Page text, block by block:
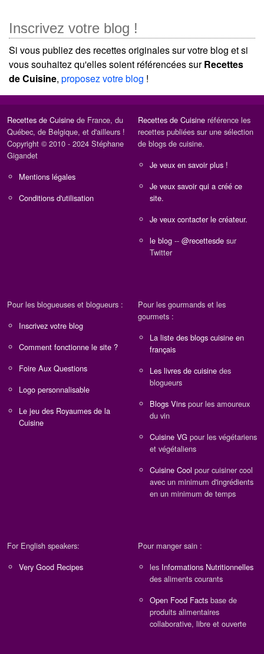
Inscrivez votre blog !
Si vous publiez des recettes originales sur votre blog et si
vous souhaitez qu'elles soient référencées surRecettes
de Cuisine, proposez votre blog !
Recettes de Cuisine de France, du
Québec, de Belgique, et d'ailleurs !
Copyright © 2010 - 2024 Stéphane
Gigandet
Mentions légales
Conditions d'utilisation
Recettes de Cuisine référence les
recettes publiées sur une sélection
de blogs de cuisine.
Je veux en savoir plus !
Je veux savoir qui a créé ce
site.
Je veux contacter le créateur.
le blog -- @recettesde sur
Twitter
Pour les blogueuses et blogueurs :
Inscrivez votre blog
Comment fonctionne le site ?
Foire Aux Questions
Logo personnalisable
Le jeu des Royaumes de la
Cuisine
Pour les gourmands et les
gourmets :
La liste des blogs cuisine en
français
Les livres de cuisine des
blogueurs
Blogs Vins pour les amoureux
du vin
Cuisine VG pour les végétariens
et végétaliens
Cuisine Cool pour cuisiner cool
avec un minimum d'ingrédients
en un minimum de temps
For English speakers:
Very Good Recipes
Pour manger sain :
les Informations Nutritionnelles
des aliments courants
Open Food Facts base de
produits alimentaires
collaborative, libre et ouverte